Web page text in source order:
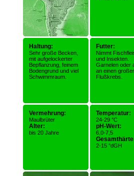
Haltung:
Sehr große Becken,
mit aufgelockerter
Bepflanzung, feinem
Bodengrund und viel
Schwimmraum.
Futter:
Nimmt
und Insekten.
Garnelen oder
an einen
Flußkrebs.
Vermehrung:
Maulbrüter
Alter:
bis 20 Jahre
Temperatur:
24-29 °C
pH-Wert:
6,0-7,5
2-15 °dGH